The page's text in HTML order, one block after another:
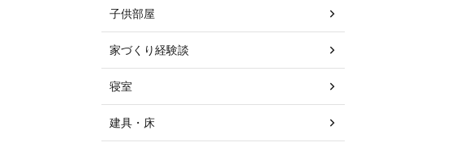
子供部屋
家づくり経験談
寝室
建具・床